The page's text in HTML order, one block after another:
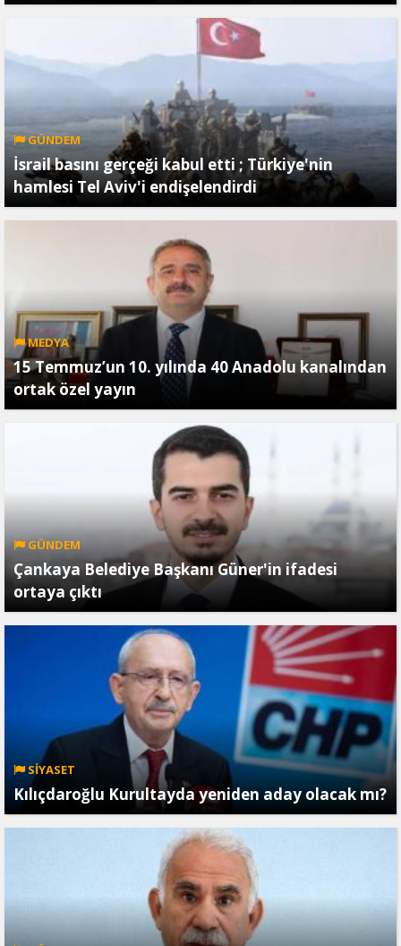
GÜNDEM
İsrail basını gerçeği kabul etti ; Türkiye'nin
hamlesi Tel Aviv'i endişelendirdi
MEDYA
15 Temmuz’un 10. yılında 40 Anadolu kanalından
ortak özel yayın
GÜNDEM
Çankaya Belediye Başkanı Güner'in ifadesi
ortaya çıktı
SİYASET
Kılıçdaroğlu Kurultayda yeniden aday olacak mı?